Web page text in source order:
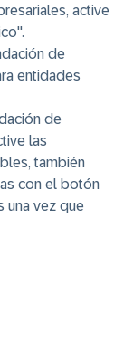
active
de
entidades
de
las
también
con el botón
una vez que